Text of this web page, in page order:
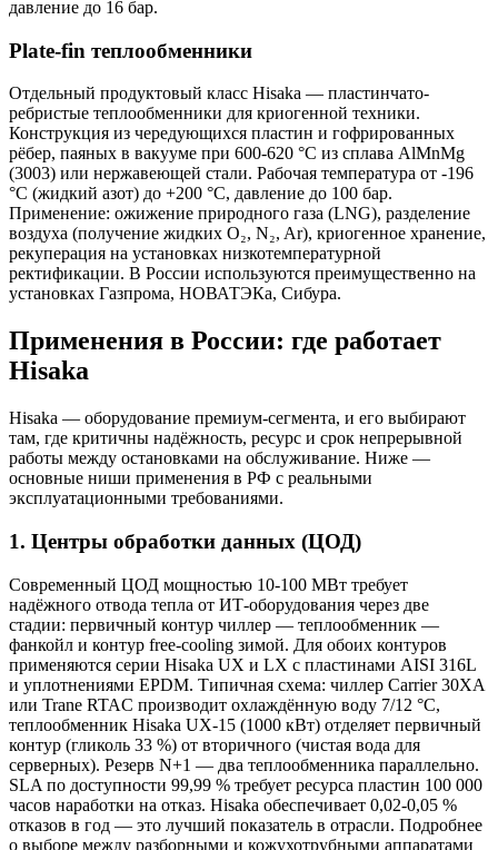
давление до 16 бар.
Plate-fin теплообменники
Отдельный продуктовый класс Hisaka — пластинчато-
ребристые теплообменники для криогенной техники.
Конструкция из чередующихся пластин и гофрированных
рёбер, паяных в вакууме при 600-620 °C из сплава AlMnMg
(3003) или нержавеющей стали. Рабочая температура от -196
°C (жидкий азот) до +200 °C, давление до 100 бар.
Применение: ожижение природного газа (LNG), разделение
воздуха (получение жидких O₂, N₂, Ar), криогенное хранение,
рекуперация на установках низкотемпературной
ректификации. В России используются преимущественно на
установках Газпрома, НОВАТЭКа, Сибура.
Применения в России: где работает
Hisaka
Hisaka — оборудование премиум-сегмента, и его выбирают
там, где критичны надёжность, ресурс и срок непрерывной
работы между остановками на обслуживание. Ниже —
основные ниши применения в РФ с реальными
эксплуатационными требованиями.
1. Центры обработки данных (ЦОД)
Современный ЦОД мощностью 10-100 МВт требует
надёжного отвода тепла от ИТ-оборудования через две
стадии: первичный контур чиллер — теплообменник —
фанкойл и контур free-cooling зимой. Для обоих контуров
применяются серии Hisaka UX и LX с пластинами AISI 316L
и уплотнениями EPDM. Типичная схема: чиллер Carrier 30XA
или Trane RTAC производит охлаждённую воду 7/12 °C,
теплообменник Hisaka UX-15 (1000 кВт) отделяет первичный
контур (гликоль 33 %) от вторичного (чистая вода для
серверных). Резерв N+1 — два теплообменника параллельно.
SLA по доступности 99,99 % требует ресурса пластин 100 000
часов наработки на отказ. Hisaka обеспечивает 0,02-0,05 %
отказов в год — это лучший показатель в отрасли. Подробнее
о выборе между разборными и кожухотрубными аппаратами